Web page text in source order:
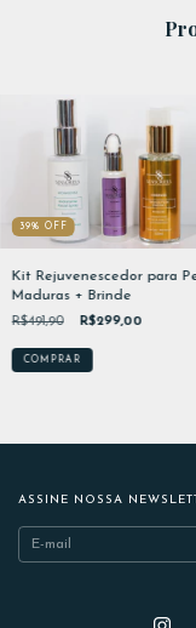
39% OFF
Kit Rejuvenescedor para
Maduras + Brinde
R$491,90 R$299,00
ASSINE NOSSA